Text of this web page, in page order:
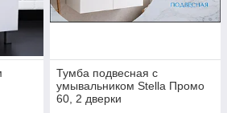
Тумба подвесная с
умывальником Stella Промо
60, 2 дверки